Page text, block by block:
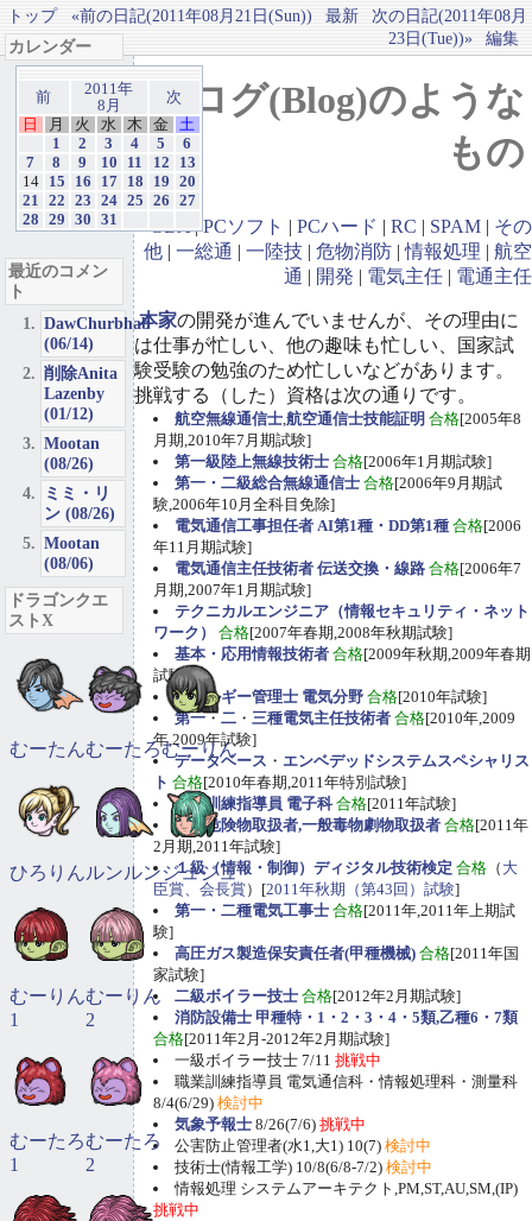
トップ «前の日記(2011年08月21日(Sun)) 最新
次の日記(2011年08月
23日(Tue))»
編集
ブログ(Blog)のような
もの
GBA|PCソフト | PCハード | RC | SPAM | その
他 | 一総通 | 一陸技 | 危物消防 |情報処理 | 航空
通 | 開発 | 電気主任 | 電通主任
本家の開発が進んでいませんが、その理由に
は仕事が忙しい、他の趣味も忙しい、国家試
験受験の勉強のため忙しいなどがあります。
挑戦する（した）資格は次の通りです。
航空無線通信士,航空通信士技能証明 合格[2005年8
月期,2010年7月期試験]
第一級陸上無線技術士 合格[2006年1月期試験]
第一・二級総合無線通信士 合格[2006年9月期試
験,2006年10月全科目免除]
電気通信工事担任者 AI第1種・DD第1種 合格[2006
年11月期試験]
電気通信主任技術者 伝送交換・線路 合格[2006年7
月期,2007年1月期試験]
テクニカルエンジニア（情報セキュリティ・ネット
ワーク）
合格[2007年春期,2008年秋期試験]
基本・応用情報技術者 合格[2009年秋期,2009年春期
試験]
エネルギー管理士 電気分野 合格[2010年試験]
第一・二 ・ 三種電気主任技術者 合格[2010年,2009
年,2009年試験]
データベース ・ エンベデッドシステムスペシャリス
ト 合格[2010年春期,2011年特別試験]
職業訓練指導員 電子科 合格[2011年試験]
甲種危険物取扱者,一般毒物劇物取扱者 合格[2011年
2月期,2011年試験]
１級（情報・制御）ディジタル技術検定 合格 （ 大
臣賞、会長賞）[2011年秋期（第43回）試験]
第一・二種電気工事士 合格[2011年,2011年上期試
験]
高圧ガス製造保安責任者(甲種機械) 合格[2011年国
家試験]
二級ボイラー技士 合格[2012年2月期試験]
消防設備士 甲種特・1・2・3・4・5類,乙種6・7類
合格[2011年2月-2012年2月期試験]
一級ボイラー技士 7/11 挑戦中
職業訓練指導員 電気通信科・情報処理科・測量科
8/4(6/29) 検討中
気象予報士 8/26(7/6) 挑戦中
公害防止管理者(水1,大1) 10(7) 検討中
技術士(情報工学) 10/8(6/8-7/2) 検討中
情報処理 システムアーキテクト,PM,ST,AU,SM,(IP)
挑戦中
カレンダー
前
2011年
8月
次
日
月 火 水 木 金
土
1
2 3 4 5
6
7
8 9 10 11 12
13
14
15 16 17 18 19
20
21
22 23 24 25 26
27
28
29 30 31
最近のコメン
ト
DawChurbhab
(06/14)
削除Anita
Lazenby
(01/12)
Mootan
(08/26)
ミミ・リ
ン (08/26)
Mootan
(08/06)
ドラゴンクエ
ストX
むーたんむーたろむーりん
ひろりんルンルンジュジュ
むーりん
1
むーりん
2
むーたろ
1
むーたろ
2